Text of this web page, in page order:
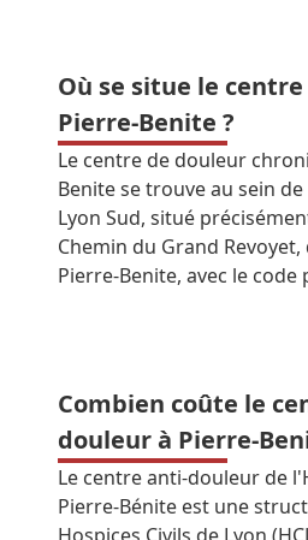
Où se situe le
Pierre-Benite ?
Le centre de douleur
Benite se trouve au sein
Lyon Sud, situé
Chemin du Grand
Pierre-Benite, avec le code
Combien coûte le
douleur à Pierre-
Le centre anti-douleur de
Pierre-Bénite est une